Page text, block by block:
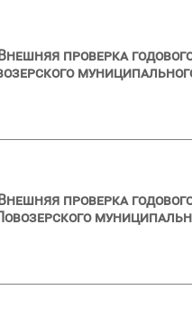
проверка
проверка